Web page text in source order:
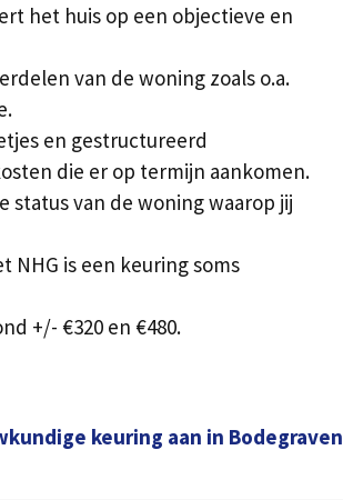
het huis op een objectieve en
van de woning zoals o.a.
en gestructureerd
die er op termijn aankomen.
status van de woning waarop jij
is een keuring soms
+/- €320 en €480.
keuring aan in Bodegraven